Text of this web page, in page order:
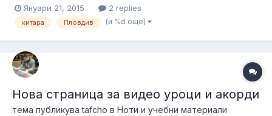
ограничения като възраст, стил, техника на свирене (с
пръсти, с перце, комбинирано). Имам музикално
Януари 21, 2015 2 replies
китара Пловдив (и %d още)
Нова страница за видео уроци и акорди
тема публикуваtafcho в Ноти и учебни материали